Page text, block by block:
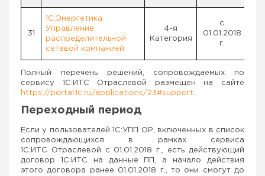
31
1С:Энергетика.
Управление
распределительной
сетевой компанией
4-я
Категория
с
01.01.2018
г.
Полный перечень решений, сопровождаемых по
сервису 1С:ИТС Отраслевой размещен на сайте
https://portal.1c.ru/applications/23#support
Переходный период
Если у пользователей 1С:УПП ОР, включенных в список
сопровождающихся в рамках сервиса
1С:ИТС Отраслевой с 01.01.2018 г., есть действующий
договор 1С:ИТС на данные ПП, а начало действия
этого договора ранее 01.01.2018 г., то они смогут до